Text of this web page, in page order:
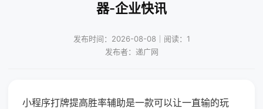
器-企业快讯
发布时间：2026-08-08｜阅读：1
发布者：递广网
小程序打牌提高胜率辅助是一款可以让一直输的玩